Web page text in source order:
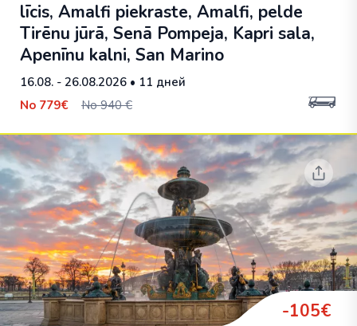
līcis, Amalfi piekraste, Amalfi, pelde
Tirēnu jūrā, Senā Pompeja, Kapri sala,
Apenīnu kalni, San Marino
16.08. - 26.08.2026 • 11 дней
No 779€ No 940 €
-105€